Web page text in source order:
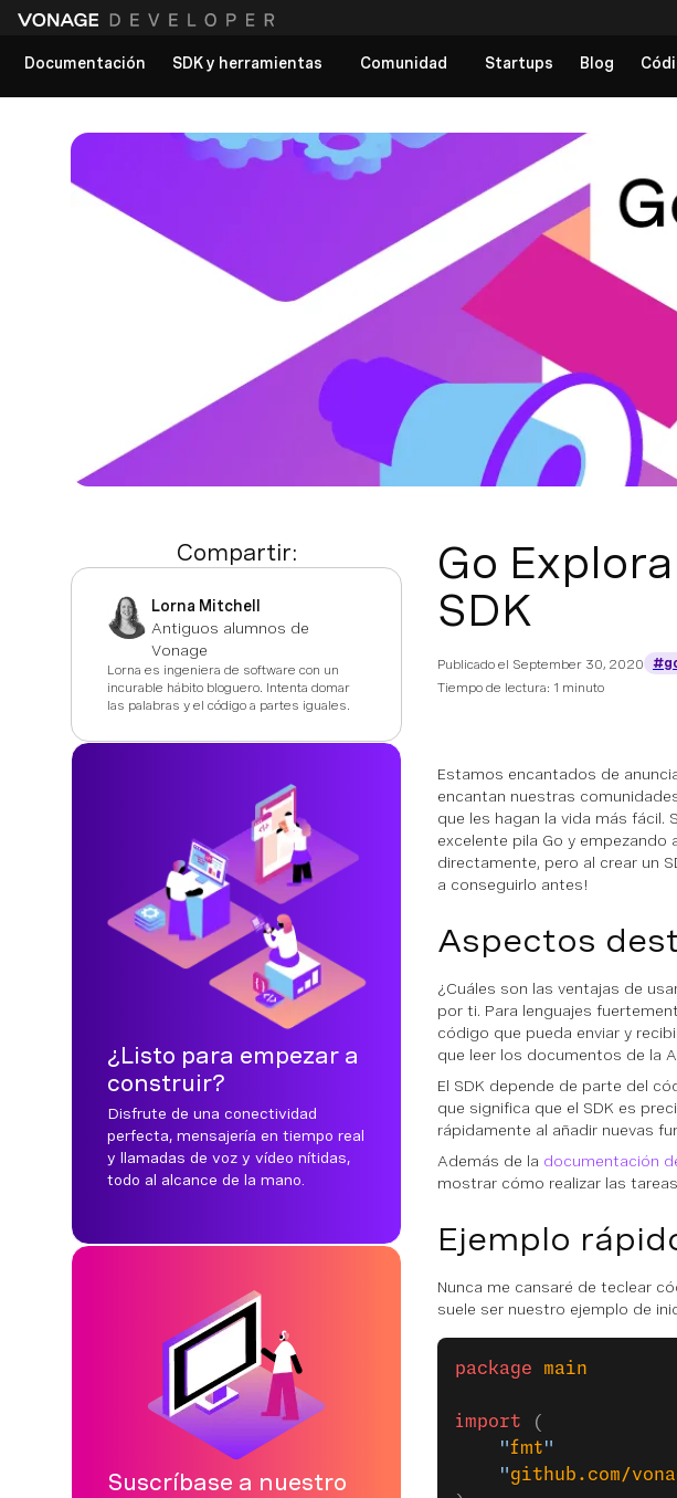
Documentación
SDK y herramientas Comunidad Startups Blog
Compartir:
Lorna Mitchell
Antiguos alumnos de
Vonage
Lorna es ingeniera de software con un
incurable hábito bloguero. Intenta domar
las palabras y el código a partes iguales.
¿Listo para empezar a
construir?
Disfrute de una conectividad
perfecta, mensajería en tiempo real
y llamadas de voz y vídeo nítidas,
todo al alcance de la mano.
Suscríbase a nuestro
Go
SDK
Publicado el September 30, 2020
Tiempo de lectura: 1 minuto
Estamos encantados de
encantan nuestras
que les hagan la vida más
excelente pila Go y empezando
directamente, pero al crear un
a conseguirlo antes!
Aspectos
¿Cuáles son las ventajas de
por ti. Para lenguajes
código que pueda enviar y
que leer los documentos de la
El SDK depende de parte del
que significa que el SDK es
rápidamente al añadir nuevas
Además de la documentación
mostrar cómo realizar las
Ejemplo
Nunca me cansaré de teclear
suele ser nuestro ejemplo de
package main
import (
	"
fmt"
	"
github.com/